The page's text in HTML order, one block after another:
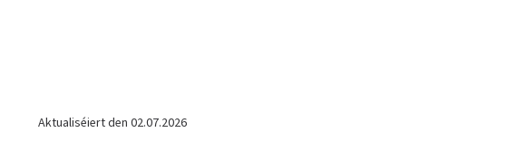
Aktualiséiert den 02.07.2026